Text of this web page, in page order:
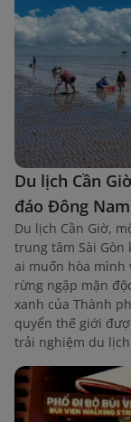
Du lịch Cần
đáo Đông
Du lịch Cần Giờ,
trung tâm Sài Gòn
ai muốn hòa mình
rừng ngập mặn
xanh của Thành
quyển thế giới
trải nghiệm du